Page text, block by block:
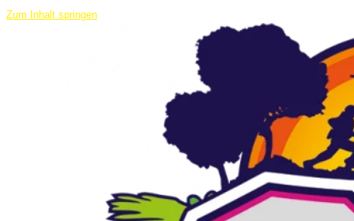
Zum Inhalt springen